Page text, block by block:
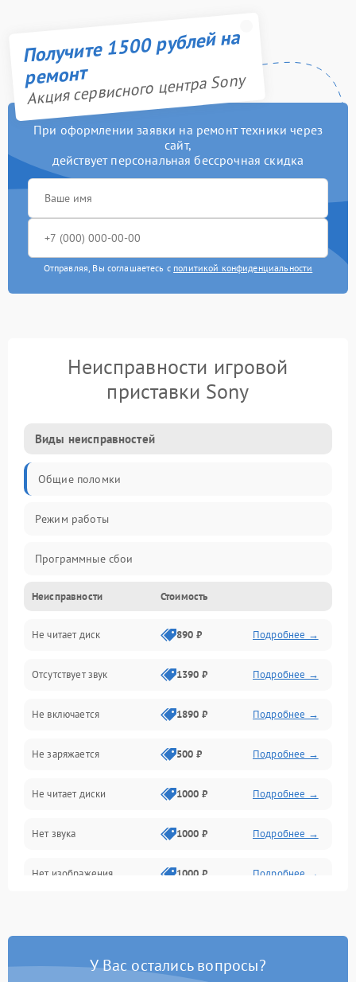
Получите 1500 рублей на
ремонт
Акция сервисного центра Sony
При оформлении заявки на ремонт техники через
сайт,
действует персональная бессрочная скидка
Отправляя, Вы соглашаетесь с политикой конфиденциальности
Неисправности игровой
приставки Sony
Виды неисправностей
Общие поломки
Режим работы
Программные сбои
Видео и HDMI
Звук и аудиовыходы
Диски и привод
Сеть и онлайн
Геймпады и аксессуары
Разъёмы и корпус
Питание и электрика
Перегрев и охлаждение
Неисправности Стоимость
Не читает диск 890 ₽ Подробнее →
Отсутствует звук 1390 ₽ Подробнее →
Не включается 1890 ₽ Подробнее →
Не заряжается 500 ₽ Подробнее →
Не читает диски 1000 ₽ Подробнее →
Нет звука 1000 ₽ Подробнее →
Нет изображения 1000 ₽ Подробнее →
У Вас остались вопросы?